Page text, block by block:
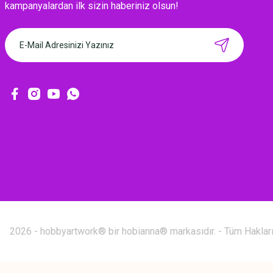
CÂLIN İŞLENEBİLİR HEDİYE KARTLARI / 12'Lİ
kampanyalardan ilk sizin haberiniz olsun!
2026 - hobbyartwork® bir hobianna® markasıdır. - Tüm Hakları